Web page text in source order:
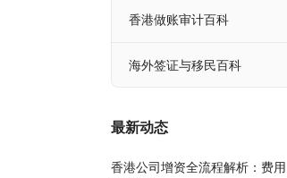
香港做账审计百科
海外签证与移民百科
最新动态
香港公司增资全流程解析：费